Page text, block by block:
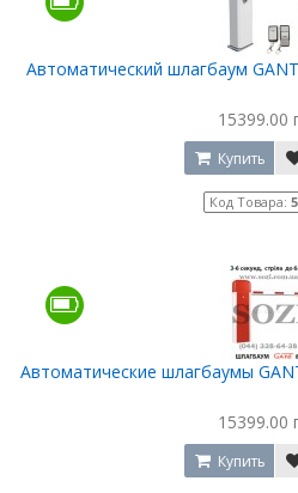
Автоматический шлагбаум
15399.00
Купить
Код Товара:
Автоматические шлагбаумы
15399.00
Купить